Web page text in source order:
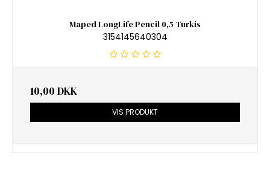
Maped LongLife Pencil 0,5 Turkis
3154145640304
10,00 DKK
VIS PRODUKT